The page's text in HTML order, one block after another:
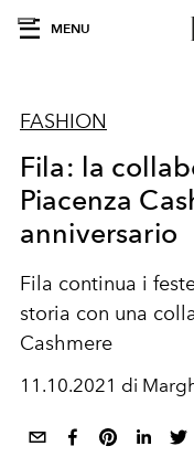
MENU
FASHION
Fila: la
Piacenza
anniversario
Fila continua i
storia con una
Cashmere
11.10.2021 di